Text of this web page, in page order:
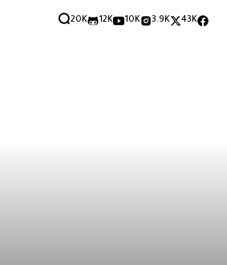
43K
3.9K
10K
12K
20K